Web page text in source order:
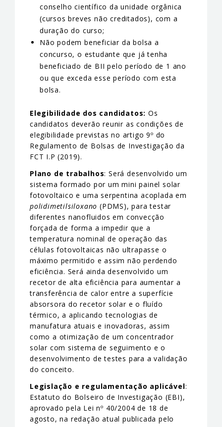
conselho científico da unidade orgânica
(cursos breves não creditados), com a
duração do curso;
Não podem beneficiar da bolsa a
concurso, o estudante que já tenha
beneficiado de BII pelo período de 1 ano
ou que exceda esse período com esta
bolsa.
Elegibilidade dos candidatos: Os
candidatos deverão reunir as condições de
elegibilidade previstas no artigo 9º do
Regulamento de Bolsas de Investigação da
FCT I.P (2019).
Plano de trabalhos: Será desenvolvido um
sistema formado por um mini painel solar
fotovoltaico e uma serpentina acoplada em
polidimetilsiloxano (PDMS), para testar
diferentes nanofluidos em convecção
forçada de forma a impedir que a
temperatura nominal de operação das
células fotovoltaicas não ultrapasse o
máximo permitido e assim não perdendo
eficiência. Será ainda desenvolvido um
recetor de alta eficiência para aumentar a
transferência de calor entre a superfície
absorsora do recetor solar e o fluído
térmico, a aplicando tecnologias de
manufatura atuais e inovadoras, assim
como a otimização de um concentrador
solar com sistema de seguimento e o
desenvolvimento de testes para a validação
do conceito.
Legislação e regulamentação aplicável:
Estatuto do Bolseiro de Investigação (EBI),
aprovado pela Lei nº 40/2004 de 18 de
agosto, na redação atual publicada pelo